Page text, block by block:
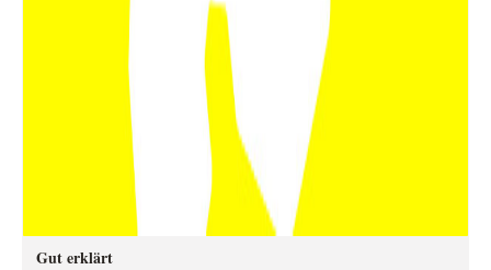
Gut erklärt